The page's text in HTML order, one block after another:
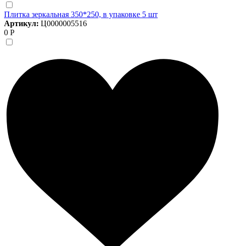
Плитка зеркальная 350*250, в упаковке 5 шт
Артикул: Ц0000005516
0 Р